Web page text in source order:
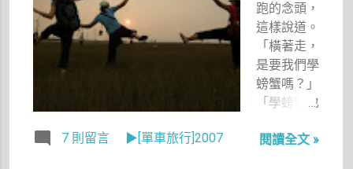
跑的念頭，
這樣說道。
「橫著走，
是要我們學
螃蟹嗎？」
「學螃蟹也
試試看。」
7 則留言 ▶[單車旅行]2007 閱讀全文 »